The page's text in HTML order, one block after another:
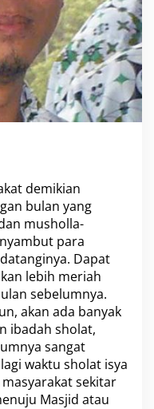
demikian
bulan yang
musholla-
para
Dapat
lebih meriah
sebelumnya.
akan ada banyak
ibadah sholat,
sangat
waktu sholat isya
sekitar
Masjid atau